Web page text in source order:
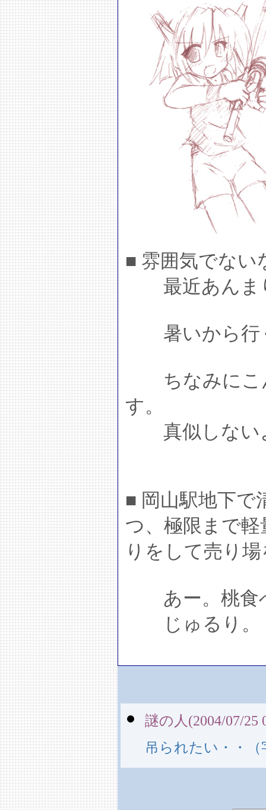
■ 雰囲気でない
最近あんま
暑いから行
ちなみにこ
す。
真似しない
■ 岡山駅地下で
つ、極限まで
りをして売り
あー。桃食
じゅるり。
謎の人(2004/07/25
吊られたい・・（